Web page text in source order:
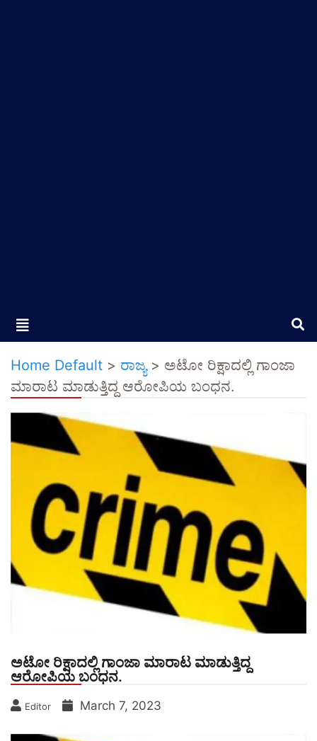
Home Default > ರಾಜ್ಯ> ಅಟೋ ರಿಕ್ಷಾದಲ್ಲಿ ಗಾಂಜಾ
ಮಾರಾಟ ಮಾಡುತ್ತಿದ್ದ ಆರೋಪಿಯ ಬಂಧನ.
ಅಟೋ ರಿಕ್ಷಾದಲ್ಲಿ ಗಾಂಜಾ ಮಾರಾಟ ಮಾಡುತ್ತಿದ್ದ
ಆರೋಪಿಯ ಬಂಧನ.
Editor March 7, 2023